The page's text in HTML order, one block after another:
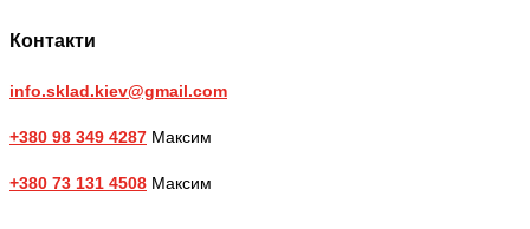
Контакти
info.sklad.kiev@gmail.com
+380 98 349 4287 Максим
+380 73 131 4508 Максим